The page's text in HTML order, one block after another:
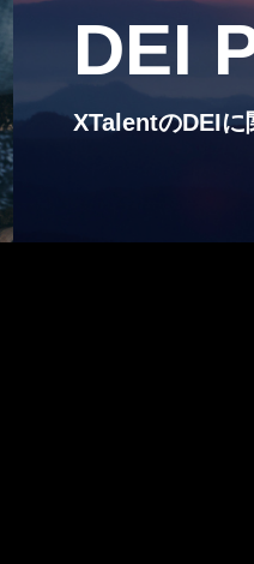
RECRUIT
採用情報
DEI
XTalentのDEIに